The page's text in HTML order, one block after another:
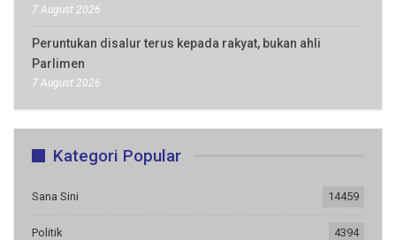
7 August 2026
Peruntukan disalur terus kepada rakyat, bukan ahli
Parlimen
7 August 2026
Kategori Popular
Sana Sini 14459
Politik 4394